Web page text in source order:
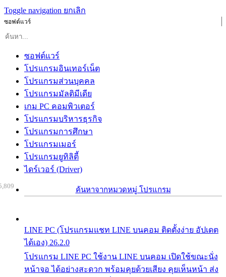
Toggle navigation ยกเลิก
ซอฟต์แวร์
ซอฟต์แวร์
โปรแกรมอินเทอร์เน็ต
โปรแกรมส่วนบุคคล
โปรแกรมมัลติมีเดีย
เกม PC คอมพิวเตอร์
โปรแกรมบริหารธุรกิจ
โปรแกรมการศึกษา
โปรแกรมเมอร์
โปรแกรมยูทิลิตี้
ไดร์เวอร์ (Driver)
ค้นหาจากหมวดหมู่ โปรแกรม
LINE PC (โปรแกรมแชท LINE บนคอม ติดตั้งง่าย อัปเดต
ได้เอง) 26.2.0
โปรแกรม LINE PC ใช้งาน LINE บนคอม เปิดใช้ขณะนั่ง
หน้าจอ ได้อย่างสะดวก พร้อมคุยด้วยเสียง คุยเห็นหน้า ส่ง